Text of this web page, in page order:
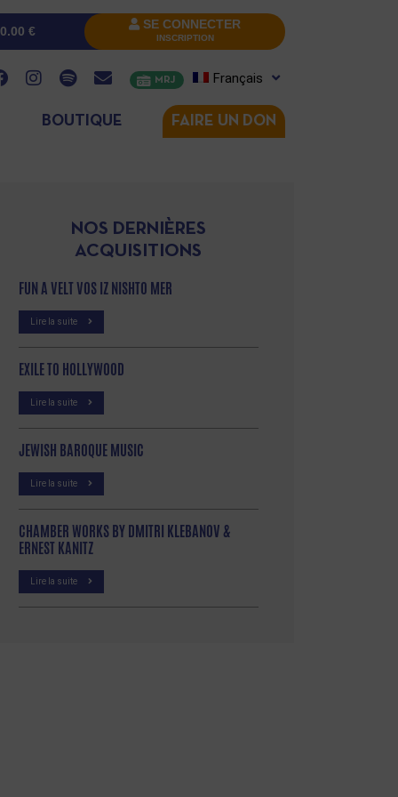
0.00 € SE CONNECTER
INSCRIPTION
MRJ Français
BOUTIQUE FAIRE UN DON
NOS DERNIÈRES
ACQUISITIONS
FUN A VELT VOS IZ NISHTO MER
Lire la suite
EXILE TO HOLLYWOOD
Lire la suite
JEWISH BAROQUE MUSIC
Lire la suite
CHAMBER WORKS BY DMITRI KLEBANOV &
ERNEST KANITZ
Lire la suite